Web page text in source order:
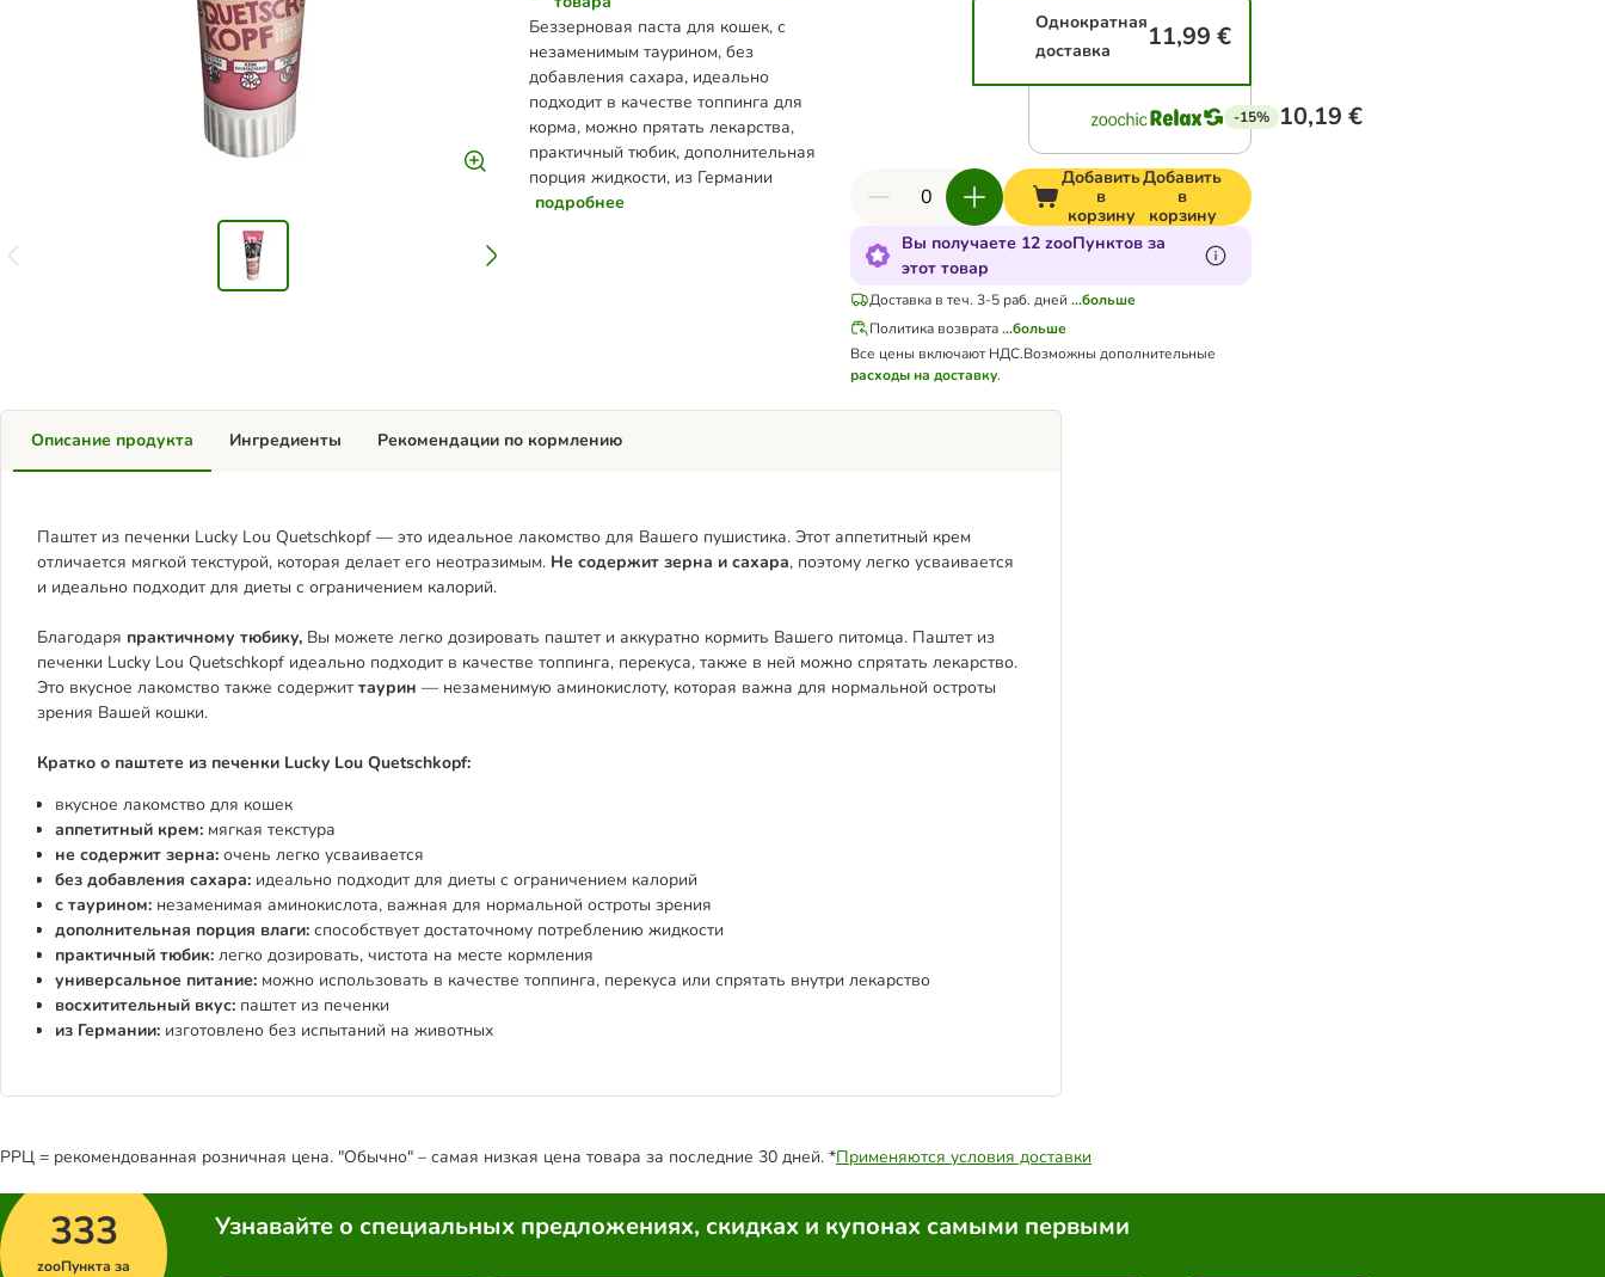
Беззерновая паста для кошек, с
незаменимым таурином, без
добавления сахара, идеально
подходит в качестве топпинга для
корма, можно прятать лекарства,
практичный тюбик, дополнительная
порция жидкости, из Германии
подробнее
Однократная
доставка
11,99 €
-15% 10,19 €
Добавить
в
корзину
Добавить
в
корзину
Вы получаете 12 zooПунктов за
этот товар
Доставка в теч. 3-5 раб. дней ...больше
Политика возврата ...больше
Все цены включают НДС.Возможны дополнительные
расходы на доставку.
Описание продукта
Паштет из печенки Lucky Lou Quetschkopf — это идеальное лакомство для Вашего пушистика. Этот аппетитный крем
отличается мягкой текстурой, которая делает его неотразимым. Не содержит зерна и сахара, поэтому легко усваивается
и идеально подходит для диеты с ограничением калорий.
Благодаря практичному тюбику, Вы можете легко дозировать паштет и аккуратно кормить Вашего питомца. Паштет из
печенки Lucky Lou Quetschkopf идеально подходит в качестве топпинга, перекуса, также в ней можно спрятать лекарство.
Это вкусное лакомство также содержиттаурин — незаменимую аминокислоту, которая важна для нормальной остроты
зрения Вашей кошки.
Кратко о паштете из печенки Lucky Lou Quetschkopf:
вкусное лакомство для кошек
аппетитный крем: мягкая текстура
не содержит зерна: очень легко усваивается
без добавления сахара: идеально подходит для диеты с ограничением калорий
с таурином: незаменимая аминокислота, важная для нормальной остроты зрения
дополнительная порция влаги: способствует достаточному потреблению жидкости
практичный тюбик: легко дозировать, чистота на месте кормления
универсальное питание: можно использовать в качестве топпинга, перекуса или спрятать внутри лекарство
восхитительный вкус: паштет из печенки
из Германии: изготовлено без испытаний на животных
Ингредиенты Рекомендации по кормлению
РРЦ = рекомендованная розничная цена. "Обычно" – самая низкая цена товара за последние 30 дней. *Применяются условия доставки
333
zooПункта за
Узнавайте о специальных предложениях, скидках и купонах самыми первыми